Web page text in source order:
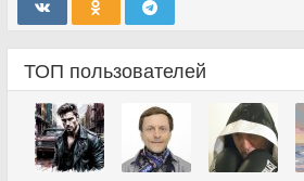
ТОП пользователей